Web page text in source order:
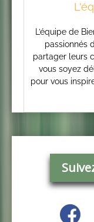
L’équipe de
passionnés
partager leurs
vous soyez
pour vous